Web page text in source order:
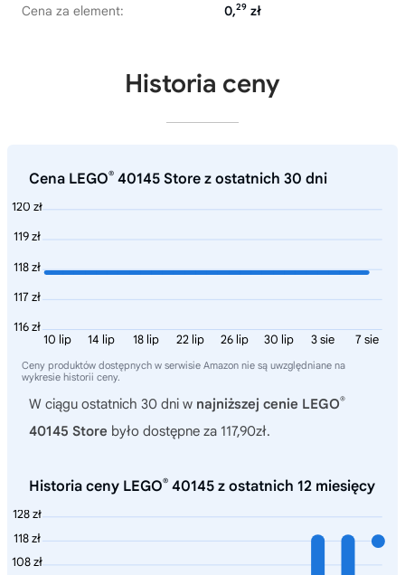
Cena za element: 0,29 zł
Historia ceny
Cena LEGO® 40145 Store z ostatnich 30 dni
120 zł
119 zł
118 zł
117 zł
116 zł
7 sie
3 sie
30 lip
26 lip
22 lip
18 lip
14 lip
10 lip
Ceny produktów dostępnych w serwisie Amazon nie są uwzględniane na
wykresie historii ceny.
W ciągu ostatnich 30 dni w najniższej cenie LEGO®
40145 Store było dostępne za 117,90zł.
Historia ceny LEGO® 40145 z ostatnich 12 miesięcy
128 zł
118 zł
108 zł